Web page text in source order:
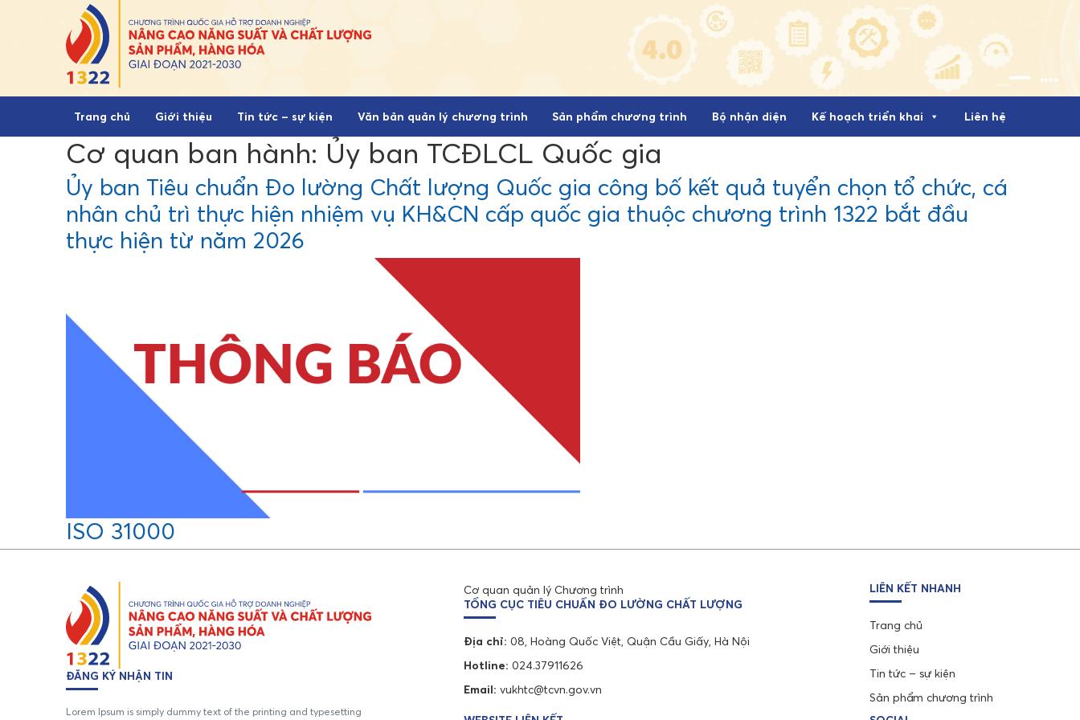
Trang chủ Giới thiệu Tin tức – sự kiện Văn bản quản lý chương trình Sản phẩm chương trình Bộ nhận diện Kế hoạch triển khai Liên hệ
Cơ quan ban hành: Ủy ban TCĐLCL Quốc gia
Ủy ban Tiêu chuẩn Đo lường Chất lượng Quốc gia công bố kết quả tuyển chọn tổ chức, cá
nhân chủ trì thực hiện nhiệm vụ KH&CN cấp quốc gia thuộc chương trình 1322 bắt đầu
thực hiện từ năm 2026
ISO 31000
ĐĂNG KÝ NHẬN TIN
Lorem Ipsum is simply dummy text of the printing and typesetting
Cơ quan quản lý Chương trình
TỔNG CỤC TIÊU CHUẨN ĐO LƯỜNG CHẤT LƯỢNG
Địa chỉ:08, Hoàng Quốc Việt, Quận Cầu Giấy, Hà Nội
Hotline:024.37911626
Email:vukhtc@tcvn.gov.vn
LIÊN KẾT NHANH
Trang chủ
Giới thiệu
Tin tức – sự kiện
Sản phẩm chương trình